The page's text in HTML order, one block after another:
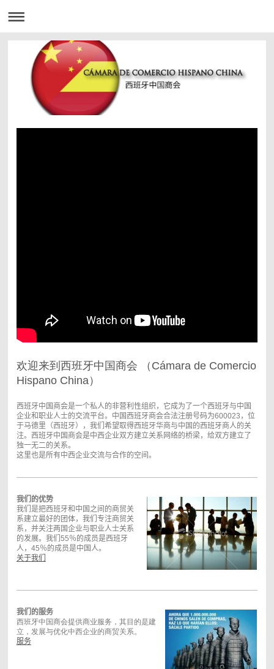
欢迎来到西班牙中国商会 （Cámara de Comercio
Hispano China）
西班牙中国 商会是一个私人的非营利性组织，它成为了一个西班牙与中国
企业和职业人士的交流平台。中国西班牙商会合法注册号码为600023 ，位
于马德里（西班牙），我们希望取得西班牙华商与中国的西班牙商人的关
注。 西班牙中国 商会是中西企业双方建立关系网络的桥梁，给双方建立了
独一无二的关系。
这里也是所有中西企业交流与合作的空间。
我们的优势
我们是把西班牙和中国之间的商贸关
系建立最好的团体，我们专注商贸关
系，并关注两国企业与职业人士关系
的发展。我们 55％的成员是西班牙
人， 45％的成员是中国人。
关于我们
我们的服务
西班牙中国商会提供商业服务，其目的是建
立，发展与优化中西企业的商贸关系。
服务